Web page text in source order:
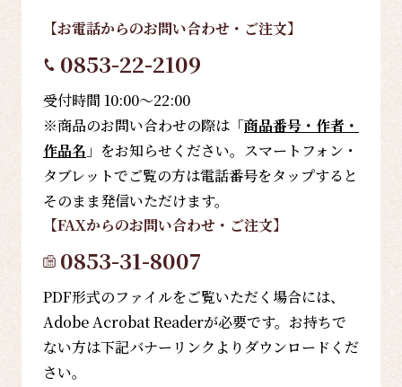
【お電話からのお問い合わせ・ご注文】
0853-22-2109
受付時間 10:00～22:00
※商品のお問い合わせの際は「商品番号・作者・
作品名 」をお知らせください。スマートフォン・
タブレットでご覧の方は電話番号をタップすると
そのまま発信いただけます。
【FAXからのお問い合わせ・ご注文】
0853-31-8007
PDF形式のファイルをご覧いただく場合には、
Adobe Acrobat Readerが必要です。お持ちで
ない方は下記バナーリンクよりダウンロードくだ
さい。